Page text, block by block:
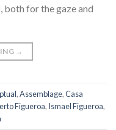
both for the gaze and
→
,Assemblage,Casa
Figueroa, Ismael Figueroa,